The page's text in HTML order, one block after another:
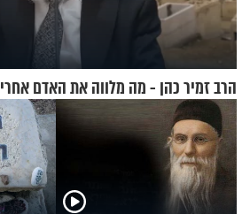
הרב זמיר כהן - מה מלווה את האדם אחרי 120 שנה?